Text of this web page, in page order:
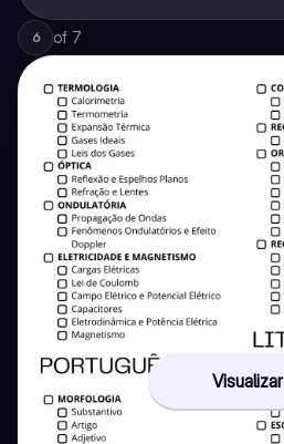
6 of 7
Visualizar